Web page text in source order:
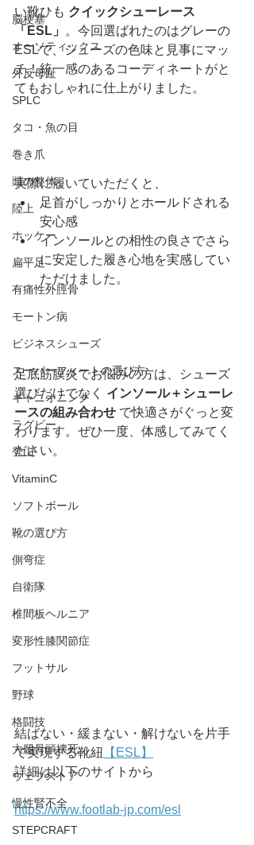
脳梗塞
オーソティックス
外反母趾
SPLC
タコ・魚の目
巻き爪
頭の整体
陸上
ホッケー
扁平足
有痛性外脛骨
モートン病
ビジネスシューズ
スーパーフィートの選び方
キャニオニング
ラグビー
登山
VitaminC
ソフトボール
靴の選び方
側弯症
自衛隊
椎間板ヘルニア
変形性膝関節症
フットサル
野球
格闘技
大腿骨頭壊死
ウェブストア
慢性腎不全
STEPCRAFT
い靴ひも クイックシューレース
「ESL」
。今回選ばれたのはグレーの
ESLで、シューズの色味と見事にマッ
チ！統一感のあるコーディネートがと
てもおしゃれに仕上がりました。
実際に履いていただくと、
足首がしっかりとホールドされる
安心感
インソールとの相性の良さでさら
に安定した履き心地を実感してい
ただけました。
足底筋膜炎でお悩みの方は、シューズ
選びだけでなく インソール＋シューレ
ースの組み合わせ で快適さがぐっと変
わります。ぜひ一度、体感してみてく
ださい。
結ばない・緩まない・解けないを片手
で実現する靴紐 【ESL】
詳細は以下のサイトから
https://www.footlab-jp.com/esl